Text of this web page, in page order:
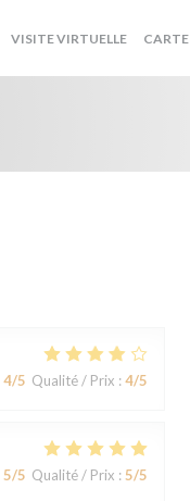
VISITE VIRTUELLE((OUVRE
4/5 Qualité / Prix : 4/5
5/5 Qualité / Prix : 5/5